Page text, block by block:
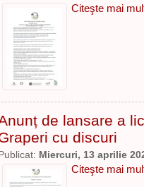
Citeşte mai
de lansare a
cu discuri
Publicat: Miercuri, 13 aprilie
Citeşte mai